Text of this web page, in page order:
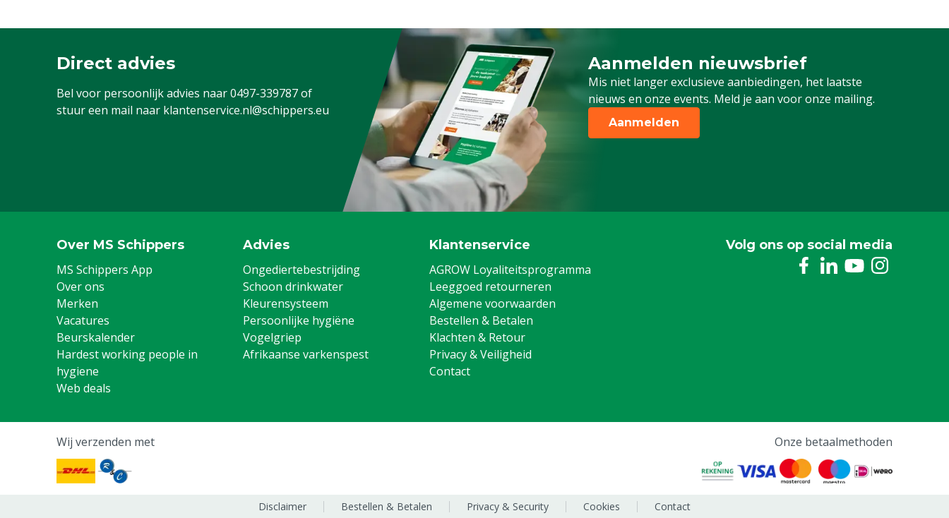
Direct advies
Bel voor persoonlijk advies naar0497-339787of
stuur een mail naar klantenservice.nl@schippers.eu
Aanmelden nieuwsbrief
Mis niet langer exclusieve aanbiedingen, het laatste
nieuws en onze events. Meld je aan voor onze mailing.
Schrijf je in voor onze nieuwsbrief
Aanmelden
Over MS Schippers
MS Schippers App
Over ons
Merken
Vacatures
Beurskalender
Hardest working people in
hygiene
Web deals
Advies
Ongediertebestrijding
Schoon drinkwater
Kleurensysteem
Persoonlijke hygiëne
Vogelgriep
Afrikaanse varkenspest
Klantenservice
AGROW Loyaliteitsprogramma
Leeggoed retourneren
Algemene voorwaarden
Bestellen & Betalen
Klachten & Retour
Privacy & Veiligheid
Contact
Volg ons op social media
Wij verzenden met Onze betaalmethoden
Disclaimer Bestellen & Betalen Privacy & Security Cookies Contact